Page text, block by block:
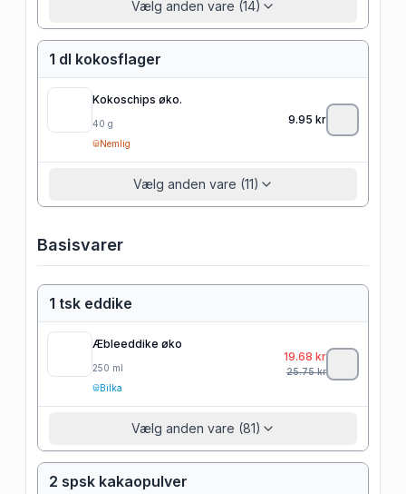
Vælg anden vare (14)
1 dl kokosflager
Kokoschips øko.
40 g
Nemlig
9.95 kr
Vælg anden vare (11)
Basisvarer
1 tsk eddike
Æbleeddike øko
250 ml
Bilka
19.68 kr
25.75kr
Vælg anden vare (81)
2 spsk kakaopulver